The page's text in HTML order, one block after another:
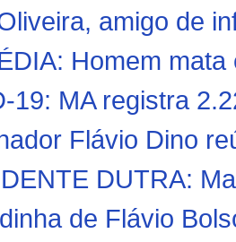
amigo de
Homem
19: MA registra
Flávio Dino
DUTRA:
de Flávio